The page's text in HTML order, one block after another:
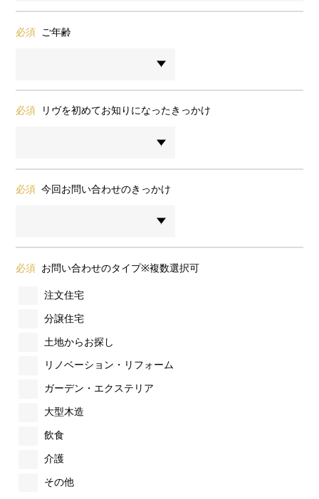
必須 ご年齢
必須 リヴを初めてお知りになったきっかけ
必須 今回お問い合わせのきっかけ
必須 お問い合わせのタイプ※複数選択可
注文住宅
分譲住宅
土地からお探し
リノベーション・リフォーム
ガーデン・エクステリア
大型木造
飲食
介護
その他